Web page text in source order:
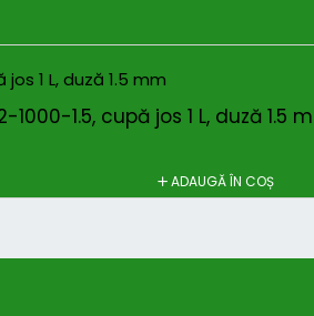
1.5, cupă jos 1 L, duză 1.5
ADAUGĂ ÎN COȘ